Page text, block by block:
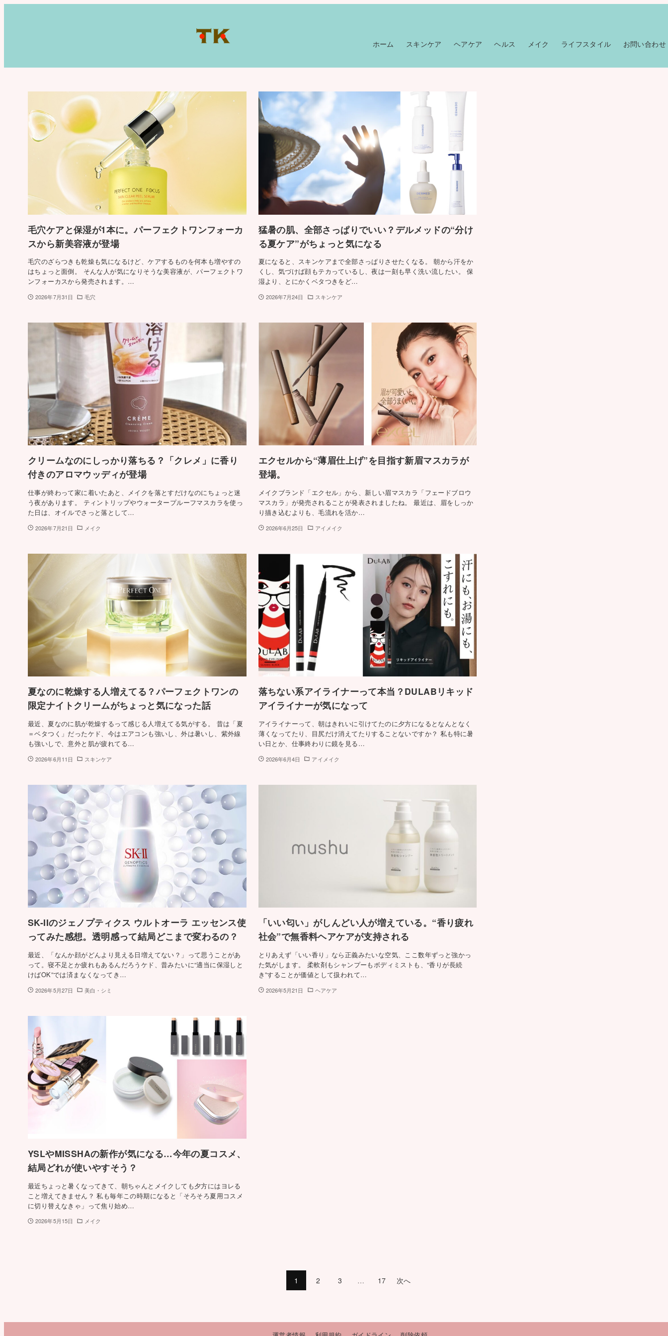
ホーム スキンケア ヘアケア ヘルス メイク ライフスタイル お問い合わせ
毛穴ケアと保湿が1本に。パーフェクトワンフォーカ
スから新美容液が登場
毛穴のざらつきも乾燥も気になるけど、ケアするものを何本も増やすの
はちょっと面倒。 そんな人が気になりそうな美容液が、パーフェクトワ
ンフォーカスから発売されます。…
2026年7月31日 毛穴
猛暑の肌、全部さっぱりでいい？デルメッドの“分け
る夏ケア”がちょっと気になる
夏になると、スキンケアまで全部さっぱりさせたくなる。 朝から汗をか
くし、気づけば顔もテカっているし、夜は一刻も早く洗い流したい。 保
湿より、とにかくベタつきをど…
2026年7月24日 スキンケア
クリームなのにしっかり落ちる？「クレメ」に香り
付きのアロマウッディが登場
仕事が終わって家に着いたあと、メイクを落とすだけなのにちょっと迷
う夜があります。 ティントリップやウォータープルーフマスカラを使っ
た日は、オイルでさっと落として…
2026年7月21日 メイク
エクセルから“薄眉仕上げ”を目指す新眉マスカラが
登場。
メイクブランド「エクセル」から、新しい眉マスカラ「フェードブロウ
マスカラ」が発売されることが発表されましたね。 最近は、眉をしっか
り描き込むよりも、毛流れを活か…
2026年6月25日 アイメイク
夏なのに乾燥する人増えてる？パーフェクトワンの
限定ナイトクリームがちょっと気になった話
最近、夏なのに肌が乾燥するって感じる人増えてる気がする。 昔は「夏
＝ベタつく」だったケド、今はエアコンも強いし、外は暑いし、紫外線
も強いしで、意外と肌が疲れてる…
2026年6月11日 スキンケア
落ちない系アイライナーって本当？DULABリキッド
アイライナーが気になって
アイライナーって、朝はきれいに引けてたのに夕方になるとなんとなく
薄くなってたり、目尻だけ消えてたりすることないですか？ 私も特に暑
い日とか、仕事終わりに鏡を見る…
2026年6月4日 アイメイク
SK-IIのジェノプティクス ウルトオーラ エッセンス使
ってみた感想。透明感って結局どこまで変わるの？
最近、「なんか顔がどんより見える日増えてない？」って思うことがあ
って。寝不足とか疲れもあるんだろうケド、昔みたいに“適当に保湿しと
けばOK”では済まなくなってき…
2026年5月27日 美白・シミ
「いい匂い」がしんどい人が増えている。“香り疲れ
社会”で無香料ヘアケアが支持される
とりあえず「いい香り」なら正義みたいな空気、ここ数年ずっと強かっ
た気がします。 柔軟剤もシャンプーもボディミストも、“香りが長続
き”することが価値として扱われて…
2026年5月21日 ヘアケア
YSLやMISSHAの新作が気になる…今年の夏コスメ、
結局どれが使いやすそう？
最近ちょっと暑くなってきて、朝ちゃんとメイクしても夕方にはヨレる
こと増えてきません？ 私も毎年この時期になると「そろそろ夏用コスメ
に切り替えなきゃ」って焦り始め…
2026年5月15日 メイク
1 2 3 … 17 次へ